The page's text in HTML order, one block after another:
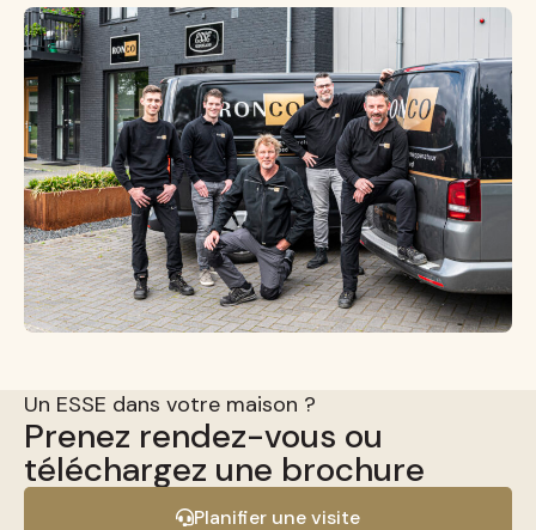
Un ESSE dans votre maison ?
Prenez rendez-vous ou
téléchargez une brochure
Planifier une visite